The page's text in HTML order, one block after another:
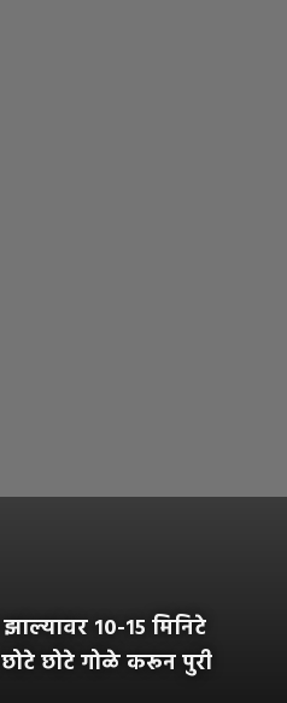
१०-१५ मिनिटे
छोटे गोळे करून पुरी